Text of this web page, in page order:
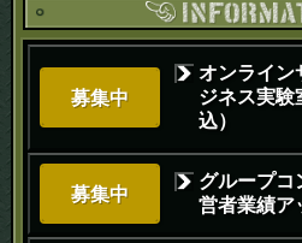
募集中
オンライン
ジネス実験
込）
募集中
グループコ
営者業績ア